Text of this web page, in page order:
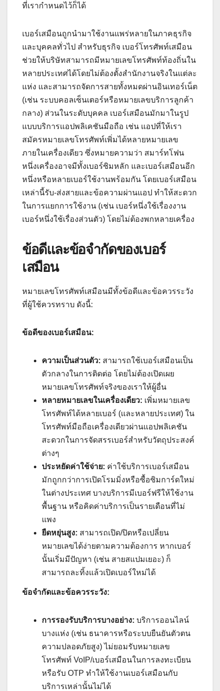
ที่เรากำหนดไว้ก็ได้
เบอร์เสมือนถูกนำมาใช้งานแพร่หลายในภาคธุรกิจ
และบุคคลทั่วไป สำหรับธุรกิจ เบอร์โทรศัพท์เสมือน
ช่วยให้บริษัทสามารถมีหมายเลขโทรศัพท์ท้องถิ่นใน
หลายประเทศได้โดยไม่ต้องตั้งสำนักงานจริงในแต่ละ
แห่ง และสามารถจัดการสายทั้งหมดผ่านอินเทอร์เน็ต
(เช่น ระบบคอลเซ็นเตอร์หรือหมายเลขบริการลูกค้า
กลาง) ส่วนในระดับบุคคล เบอร์เสมือนมักมาในรูป
แบบบริการแอปพลิเคชันมือถือ เช่น แอปที่ให้เรา
สมัครหมายเลขโทรศัพท์เพิ่มได้หลายหมายเลข
ภายในเครื่องเดียว ซึ่งหมายความว่า สมาร์ทโฟน
หนึ่งเครื่องอาจมีทั้งเบอร์ซิมหลัก และเบอร์เสมือนอีก
หนึ่งหรือหลายเบอร์ใช้งานพร้อมกัน โดยเบอร์เสมือน
เหล่านี้รับ-ส่งสายและข้อความผ่านแอป ทำให้สะดวก
ในการแยกการใช้งาน (เช่น เบอร์หนึ่งใช้เรื่องงาน
เบอร์หนึ่งใช้เรื่องส่วนตัว) โดยไม่ต้องพกหลายเครื่อง
ข้อดีและข้อจำกัดของเบอร์
เสมือน
หมายเลขโทรศัพท์เสมือนมีทั้งข้อดีและข้อควรระวัง
ที่ผู้ใช้ควรทราบ ดังนี้:
ข้อดีของเบอร์เสมือน:
ความเป็นส่วนตัว: สามารถใช้เบอร์เสมือนเป็น
ตัวกลางในการติดต่อ โดยไม่ต้องเปิดเผย
หมายเลขโทรศัพท์จริงของเราให้ผู้อื่น
หลายหมายเลขในเครื่องเดียว: เพิ่มหมายเลข
โทรศัพท์ได้หลายเบอร์ (และหลายประเทศ) ใน
โทรศัพท์มือถือเครื่องเดียวผ่านแอปพลิเคชัน
สะดวกในการจัดสรรเบอร์สำหรับวัตถุประสงค์
ต่างๆ
ประหยัดค่าใช้จ่าย: ค่าใช้บริการเบอร์เสมือน
มักถูกกว่าการเปิดโรมมิ่งหรือซื้อซิมการ์ดใหม่
ในต่างประเทศ บางบริการมีเบอร์ฟรีให้ใช้งาน
พื้นฐาน หรือคิดค่าบริการเป็นรายเดือนที่ไม่
แพง
ยืดหยุ่นสูง: สามารถเปิด/ปิดหรือเปลี่ยน
หมายเลขได้ง่ายตามความต้องการ หากเบอร์
นั้นเริ่มมีปัญหา (เช่น สายสแปมเยอะ) ก็
สามารถละทิ้งแล้วเปิดเบอร์ใหม่ได้
ข้อจำกัดและข้อควรระวัง:
การรองรับบริการบางอย่าง: บริการออนไลน์
บางแห่ง (เช่น ธนาคารหรือระบบยืนยันตัวตน
ความปลอดภัยสูง) ไม่ยอมรับหมายเลข
โทรศัพท์ VoIP/เบอร์เสมือนในการลงทะเบียน
หรือรับ OTP ทำให้ใช้งานเบอร์เสมือนกับ
บริการเหล่านั้นไม่ได้